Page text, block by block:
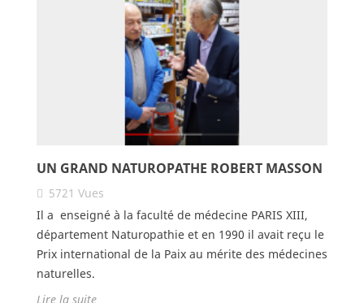
UN GRAND NATUROPATHE ROBERT MASSON
5721 Vues
Il a enseigné à la faculté de médecine PARIS XIII,
département Naturopathie et en 1990 il avait reçu le
Prix international de la Paix au mérite des médecines
naturelles.
Lire la suite